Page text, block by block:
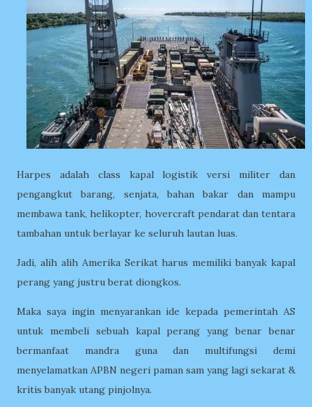
Harpes adalah class kapal logistik versi militer dan
pengangkut barang, senjata, bahan bakar dan mampu
membawa tank, helikopter, hovercraft pendarat dan tentara
tambahan untuk berlayar ke seluruh lautan luas.
Jadi, alih alih Amerika Serikat harus memiliki banyak kapal
perang yang justru berat diongkos.
Maka saya ingin menyarankan ide kepada pemerintah AS
untuk membeli sebuah kapal perang yang benar benar
bermanfaat mandra guna dan multifungsi demi
menyelamatkan APBN negeri paman sam yang lagi sekarat &
kritis banyak utang pinjolnya.